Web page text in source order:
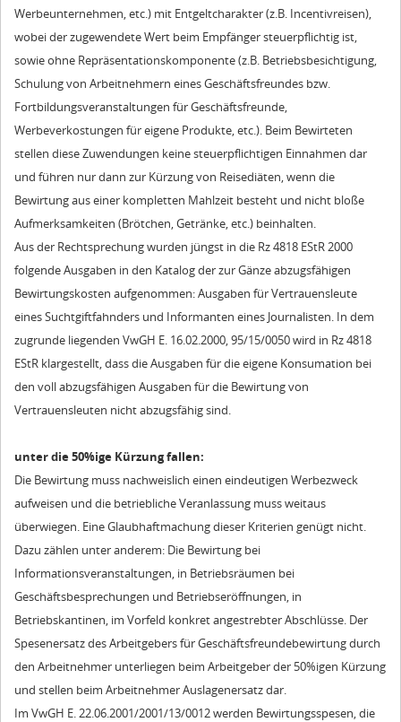
Werbeunternehmen, etc.) mit Entgeltcharakter (z.B. Incentivreisen),
wobei der zugewendete Wert beim Empfänger steuerpflichtig ist,
sowie ohne Repräsentationskomponente (z.B. Betriebsbesichtigung,
Schulung von Arbeitnehmern eines Geschäftsfreundes bzw.
Fortbildungsveranstaltungen für Geschäftsfreunde,
Werbeverkostungen für eigene Produkte, etc.). Beim Bewirteten
stellen diese Zuwendungen keine steuerpflichtigen Einnahmen dar
und führen nur dann zur Kürzung von Reisediäten, wenn die
Bewirtung aus einer kompletten Mahlzeit besteht und nicht bloße
Aufmerksamkeiten (Brötchen, Getränke, etc.) beinhalten.
Aus der Rechtsprechung wurden jüngst in die Rz 4818 EStR 2000
folgende Ausgaben in den Katalog der zur Gänze abzugsfähigen
Bewirtungskosten aufgenommen: Ausgaben für Vertrauensleute
eines Suchtgiftfahnders und Informanten eines Journalisten. In dem
zugrunde liegenden VwGH E. 16.02.2000, 95/15/0050 wird in Rz 4818
EStR klargestellt, dass die Ausgaben für die eigene Konsumation bei
den voll abzugsfähigen Ausgaben für die Bewirtung von
Vertrauensleuten nicht abzugsfähig sind.
unter die 50%ige Kürzung fallen:
Die Bewirtung muss nachweislich einen eindeutigen Werbezweck
aufweisen und die betriebliche Veranlassung muss weitaus
überwiegen. Eine Glaubhaftmachung dieser Kriterien genügt nicht.
Dazu zählen unter anderem: Die Bewirtung bei
Informationsveranstaltungen, in Betriebsräumen bei
Geschäftsbesprechungen und Betriebseröffnungen, in
Betriebskantinen, im Vorfeld konkret angestrebter Abschlüsse. Der
Spesenersatz des Arbeitgebers für Geschäftsfreundebewirtung durch
den Arbeitnehmer unterliegen beim Arbeitgeber der 50%igen Kürzung
und stellen beim Arbeitnehmer Auslagenersatz dar.
Im VwGH E. 22.06.2001/2001/13/0012 werden Bewirtungsspesen, die